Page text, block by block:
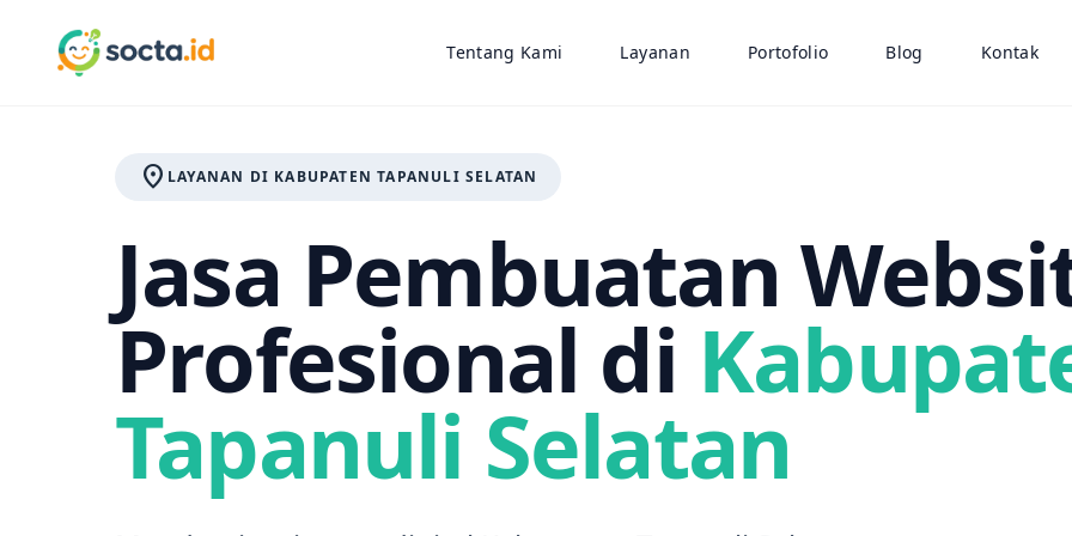
Tentang Kami Layanan Portofolio Blog Kontak
location_on LAYANAN DI KABUPATEN TAPANULI SELATAN
Jasa Pembuatan
Profesional di
Tapanuli Selatan